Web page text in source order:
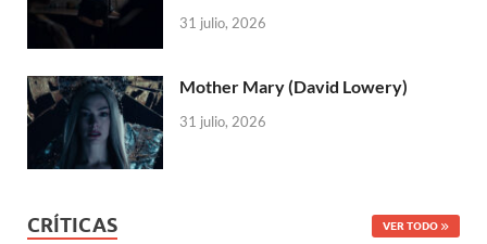
31 julio, 2026
Mother Mary (David Lowery)
31 julio, 2026
CRÍTICAS VER TODO